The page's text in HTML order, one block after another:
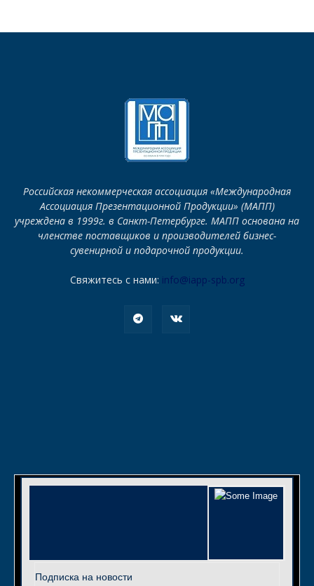
Российская некоммерческая ассоциация «Международная
Ассоциация Презентационной Продукции» (МАПП)
учреждена в 1999г. в Санкт-Петербурге. МАПП основана на
членстве поставщиков и производителей бизнес-
сувенирной и подарочной продукции.
Свяжитесь с нами: info@iapp-spb.org
Подписка на новости